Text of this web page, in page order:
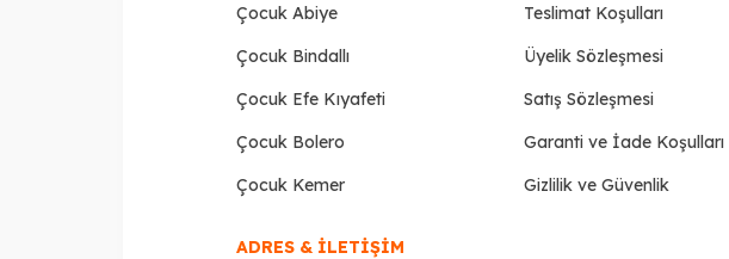
Çocuk Abiye
Çocuk Bindallı
Çocuk Efe Kıyafeti
Çocuk Bolero
Çocuk Kemer
Teslimat Koşulları
Üyelik Sözleşmesi
Satış Sözleşmesi
Garanti ve İade Koşulları
Gizlilik ve Güvenlik
ADRES & İLETİŞİM